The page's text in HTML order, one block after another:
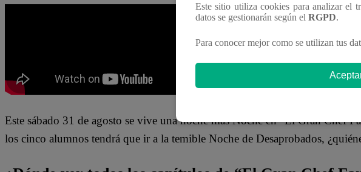
Este sábado 31 de agosto se vive una noche más Noche en “El Gran Chef
los cinco alumnos tendrá que ir a la temible Noche de Desaprobados,
Este sitio utiliza cookies para analizar el
datos se gestionarán según el RGPD.
Para conocer mejor como se utilizan tus